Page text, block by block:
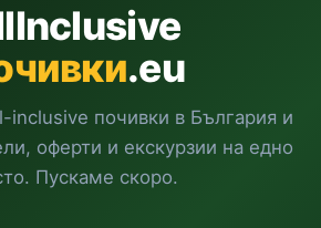
.eu
inclusive почивки в България и
оферти и екскурзии на едно
Пускаме скоро.